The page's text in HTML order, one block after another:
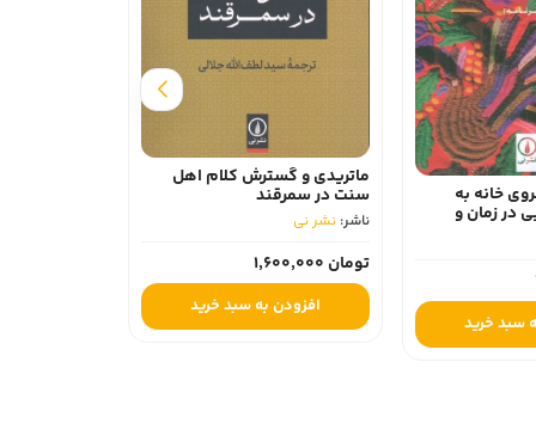
خانه به
زمان و
خرید
ماتریدی و گسترش کلام اهل
سنت در سمرقند
ناشر:نشر نی
تومان 1,600,000
افزودن به سبد خرید